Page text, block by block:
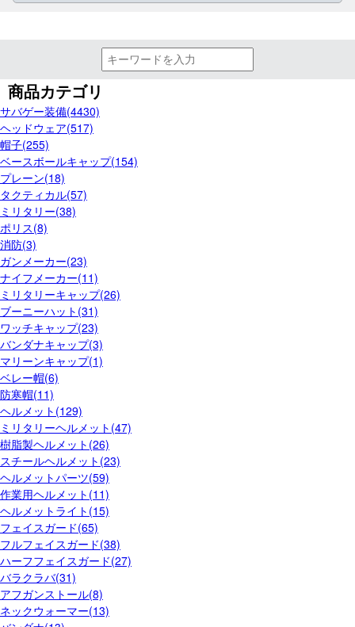
商品カテゴリ
サバゲー装備(4430)
ヘッドウェア(517)
帽子(255)
ベースボールキャップ(154)
プレーン(18)
タクティカル(57)
ミリタリー(38)
ポリス(8)
消防(3)
ガンメーカー(23)
ナイフメーカー(11)
ミリタリーキャップ(26)
ブーニーハット(31)
ワッチキャップ(23)
バンダナキャップ(3)
マリーンキャップ(1)
ベレー帽(6)
防寒帽(11)
ヘルメット(129)
ミリタリーヘルメット(47)
樹脂製ヘルメット(26)
スチールヘルメット(23)
ヘルメットパーツ(59)
作業用ヘルメット(11)
ヘルメットライト(15)
フェイスガード(65)
フルフェイスガード(38)
ハーフフェイスガード(27)
バラクラバ(31)
アフガンストール(8)
ネックウォーマー(13)